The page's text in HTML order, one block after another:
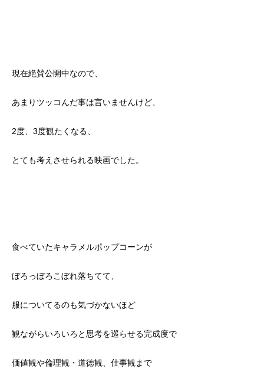
現在絶賛公開中なので、
あまりツッコんだ事は言いませんけど、
2度、3度観たくなる、
とても考えさせられる映画でした。
食べていたキャラメルポップコーンが
ぼろっぼろこぼれ落ちてて、
服についてるのも気づかないほど
観ながらいろいろと思考を巡らせる完成度で
価値観や倫理観・道徳観、仕事観まで